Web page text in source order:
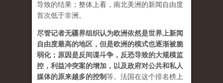
导致的结果；整体上看，南北美洲的新闻自由度
首次低于非洲。
尽管记者无疆界组织认为欧洲依然是世界上新闻
自由度最高的地区，但是欧洲的模式也逐渐被脆
弱化；原因是反间谍斗争，反恐导致的大规模监
控，利益冲突案的增加，以及政府对公共和私人
媒体的原来越多的控制等。法国在这个排名榜上